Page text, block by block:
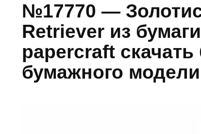
№17770 —
Retriever из
papercraft
бумажного